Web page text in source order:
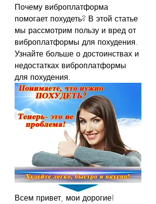
Почему виброплатформа
помогает похудеть? В этой статье
мы рассмотрим пользу и вред от
виброплатформы для похудения.
Узнайте больше о достоинствах и
недостатках виброплатформы
для похудения.
Всем привет, мои дорогие!